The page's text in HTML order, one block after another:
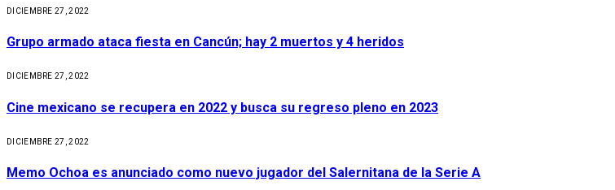
DICIEMBRE 27, 2022
Grupo armado ataca fiesta en Cancún; hay 2 muertos y 4 heridos
DICIEMBRE 27, 2022
Cine mexicano se recupera en 2022 y busca su regreso pleno en 2023
DICIEMBRE 27, 2022
Memo Ochoa es anunciado como nuevo jugador del Salernitana de la Serie A